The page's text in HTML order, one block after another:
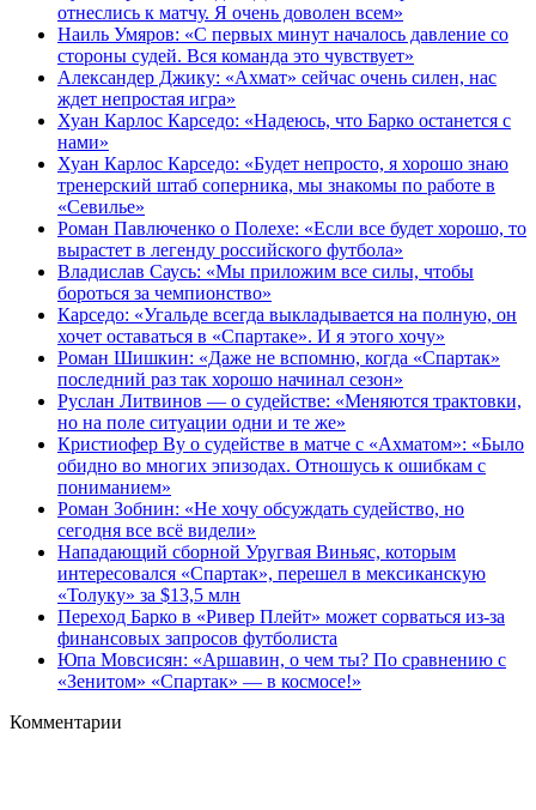
отнеслись к матчу. Я очень доволен всем»
Наиль Умяров: «С первых минут началось давление со
стороны судей. Вся команда это чувствует»
Александер Джику: «Ахмат» сейчас очень силен, нас
ждет непростая игра»
Хуан Карлос Карседо: «Надеюсь, что Барко останется с
нами»
Хуан Карлос Карседо: «Будет непросто, я хорошо знаю
тренерский штаб соперника, мы знакомы по работе в
«Севилье»
Роман Павлюченко о Полехе: «Если все будет хорошо, то
вырастет в легенду российского футбола»
Владислав Саусь: «Мы приложим все силы, чтобы
бороться за чемпионство»
Карседо: «Угальде всегда выкладывается на полную, он
хочет оставаться в «Спартаке». И я этого хочу»
Роман Шишкин: «Даже не вспомню, когда «Спартак»
последний раз так хорошо начинал сезон»
Руслан Литвинов — о судействе: «Меняются трактовки,
но на поле ситуации одни и те же»
Кристиофер Ву о судействе в матче с «Ахматом»: «Было
обидно во многих эпизодах. Отношусь к ошибкам с
пониманием»
Роман Зобнин: «Не хочу обсуждать судейство, но
сегодня все всё видели»
Нападающий сборной Уругвая Виньяс, которым
интересовался «Спартак», перешел в мексиканскую
«Толуку» за $13,5 млн
Переход Барко в «Ривер Плейт» может сорваться из‑за
финансовых запросов футболиста
Юпа Мовсисян: «Аршавин, о чем ты? По сравнению с
«Зенитом» «Спартак» — в космосе!»
Комментарии